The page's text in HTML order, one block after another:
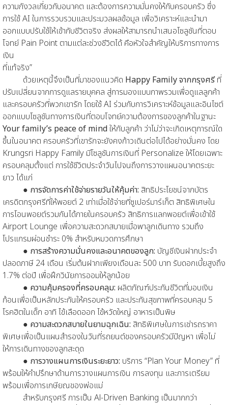
ความกังวลเกี่ยวกับอนาคต และต้องการความมั่นคงให้กับครอบครัว ซึ่ง
การใช้ AI ในการรวบรวมและประมวลผลข้อมูล เพื่อวิเคราะห์และนำมา
ออกแบบปรับใช้ให้เข้ากับชีวิตจริง ส่งผลให้สามารถนำเสนอโซลูชันที่ตอบ
โจทย์ Pain Point ตามแต่ละช่วงชีวิตได้ คือหัวใจสำคัญให้บริการทางการ
เงิน
ที่แท้จริง”
ด้วยเหตุนี้จึงเป็นที่มาของแนวคิด Happy Family จากกรุงศรีที่
ปรับเปลี่ยนจากการดูแลรายบุคคล สู่การมองแบบภาพรวมเพื่อดูแลลูกค้า
และครอบครัวที่พวกเขารัก โดยใช้ AI ร่วมกับการวิเคราะห์ข้อมูลและอินไซต์
ออกแบบโซลูชันทางการเงินที่ตอบโจทย์ความต้องการของลูกค้าในฐานะ
Your family’s peace of mindให้กับลูกค้า ว่าไม่ว่าจะเกิดเหตุการณ์ใด
ขึ้นในอนาคต ครอบครัวที่เขารักจะยังคงก้าวเดินต่อไปได้อย่างมั่นคง โดย
Krungsri Happy Family มีโซลูชันการเงินที่ Personalize ให้โดยเฉพาะ
ครอบคลุมตั้งแต่ การใช้ชีวิตประจำวันไปจนถึงการวางแผนอนาคตระยะ
ยาว ได้แก่
● การจัดการค่าใช้จ่ายรายวันให้คุ้มค่า: สิทธิประโยชน์จากบัตร
เครดิตกรุงศรีที่ให้พอยต์ 2 เท่าเมื่อใช้จ่ายที่ซูเปอร์มาร์เก็ต สิทธิพิเศษใน
การโอนพอยต์รวมกันได้ภายในครอบครัว สิทธิการแลกพอยต์เพื่อเข้าใช้
Airport Lounge เพื่อความสะดวกสบายเมื่อพาลูกเดินทาง รวมถึง
โปรแกรมผ่อนชำระ 0% สำหรับหมวดการศึกษา
● การสร้างความมั่นคงและอนาคตของลูก: บัญชีเงินฝากประจำ
ปลอดภาษี 24 เดือน เริ่มต้นฝากเพียงเดือนละ 500 บาท รับดอกเบี้ยสูงถึง
1.7% ต่อปี เพื่อฝึกวินัยการออมให้ลูกน้อย
● ความคุ้มครองที่ครอบคลุม: ผลิตภัณฑ์ประกันชีวิตที่มอบเงิน
ก้อนเพื่อเป็นหลักประกันให้ครอบครัว และประกันสุขภาพที่ครอบคลุม 5
โรคฮิตในเด็ก อาทิ ไข้เลือดออก ไข้หวัดใหญ่ อาหารเป็นพิษ
● ความสะดวกสบายในยามฉุกเฉิน: สิทธิพิเศษในการเช่ารถราคา
พิเศษเพื่อเป็นแผนสำรองในวันที่รถยนต์ของครอบครัวมีปัญหา เพื่อไม่
ให้การเดินทางของลูกสะดุด
● การวางแผนการเงินระยะยาว: บริการ “Plan Your Money” ที่
พร้อมให้คำปรึกษาด้านการวางแผนการเงิน การลงทุน และการเตรียม
พร้อมเพื่อการเกษียณของพ่อแม่
สำหรับกรุงศรี การเป็น Al-Driven Banking เป็นมากกว่า